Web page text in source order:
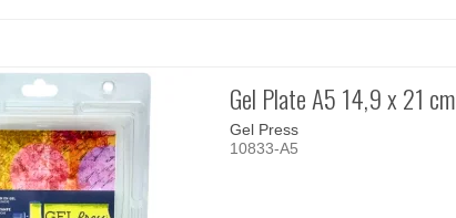
Gel Plate A5 14,9 x 21 cm
Gel Press
10833-A5